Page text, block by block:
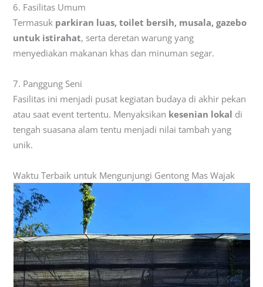
6. Fasilitas Umum
Termasuk parkiran luas, toilet bersih, musala, gazebo
untuk istirahat, serta deretan warung yang
menyediakan makanan khas dan minuman segar.
7. Panggung Seni
Fasilitas ini menjadi pusat kegiatan budaya di akhir pekan
atau saat event tertentu. Menyaksikan kesenian lokal di
tengah suasana alam tentu menjadi nilai tambah yang
unik.
Waktu Terbaik untuk Mengunjungi Gentong Mas Wajak